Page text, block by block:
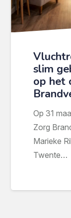
slim
op het
Op 31
Zorg
Marieke
Twente…